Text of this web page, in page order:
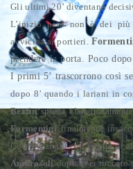
Gli ultimi 20’ diventano
L’inizio però non è dei
avvicina ai portieri.
prendere la porta. Poco dopo
I primi 5’ trascorrono così
dopo 8’ quando i lariani in
Bertinspreca
Formentinifinalmente
Como.Lariani con voglia di
Ambrosolidopo aver